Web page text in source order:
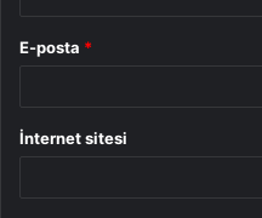
E-posta *
İnternet sitesi